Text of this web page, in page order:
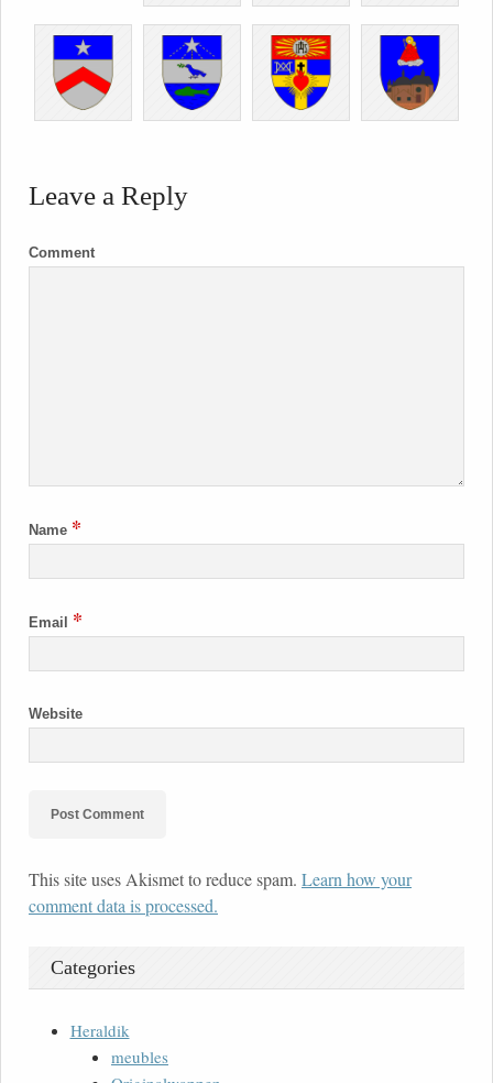
Leave a Reply
Comment
Name *
Email *
Website
This site uses Akismet to reduce spam. Learn how your
comment data is processed.
Categories
Heraldik
meubles